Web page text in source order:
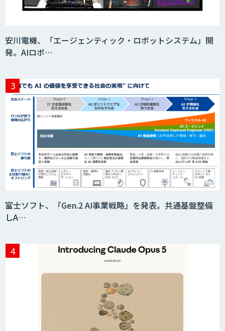
安川電機、「エージェンティック・ロボットシステム」開
発。AIロボ…
富士ソフト、「Gen.2 AI事業戦略」を発表。共通基盤整備
しA…